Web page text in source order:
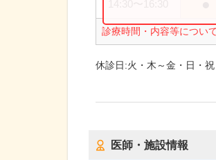
診療時間・内容等につい
休診日:火・木～金・日・祝
医師・施設情報